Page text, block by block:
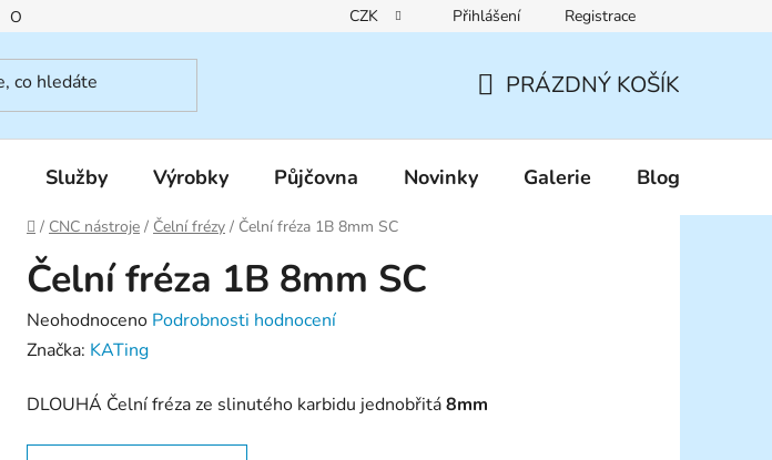
O nás Reklamační řád Pravidla zákaznických slev
CZK Přihlášení Registrace
KOŠÍK
PRÁZDNÝ KOŠÍK
Služby Výrobky Půjčovna Novinky Galerie Blog
Domů
/ CNC nástroje / Čelní frézy / Čelní fréza 1B 8mm SC
Čelní fréza 1B 8mm SC
Průměrné
hodnocení
je
0,0
Neohodnoceno Podrobnosti hodnocení
Značka: KATing
DLOUHÁ Čelní fréza ze slinutého karbidu jednobřitá8mm